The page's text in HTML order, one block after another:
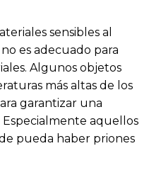
sensibles al
es adecuado para
Algunos objetos
más altas de los
garantizar una
aquellos
pueda haber priones